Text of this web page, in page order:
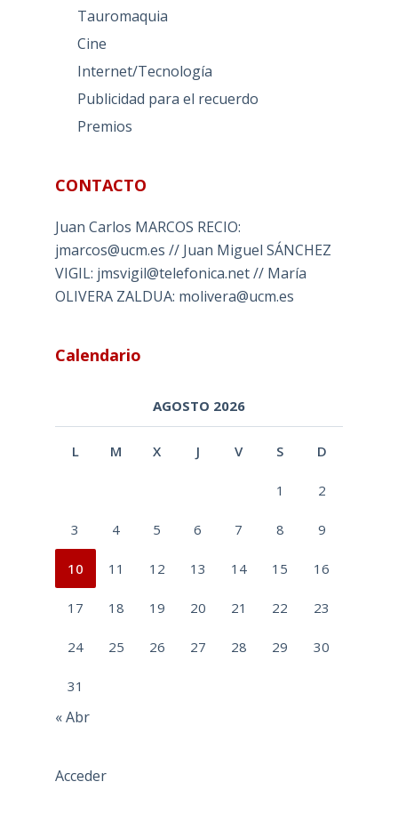
Tauromaquia
Cine
Internet/Tecnología
Publicidad para el recuerdo
Premios
CONTACTO
Juan Carlos MARCOS RECIO:
jmarcos@ucm.es // Juan Miguel SÁNCHEZ
VIGIL: jmsvigil@telefonica.net // María
OLIVERA ZALDUA: molivera@ucm.es
Calendario
AGOSTO 2026
L M X J V S D
1 2
3 4 5 6 7 8 9
10 11 12 13 14 15 16
17 18 19 20 21 22 23
24 25 26 27 28 29 30
31
« Abr
Acceder